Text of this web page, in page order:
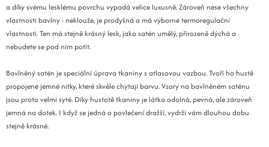
a díky svému lesklému povrchu vypadá velice luxusně. Zároveň nese všechny
vlastnosti bavlny - neklouže, je prodyšná a má výborné termoregulační
vlastnosti. Ten má stejně krásný lesk, jako satén umělý, přirozeně dýchá a
nebudete se pod ním potit.
Bavlněný satén je speciální úprava tkaniny s atlasovou vazbou. Tvoří ho hustě
propojené jemné nitky, které skvěle chytají barvu. Vzory na bavlněném saténu
jsou proto velmi syté. Díky hustotě tkaniny je látka odolná, pevná, ale zároveň
jemná na dotek. I když se jedná o povlečení dražší, vydrží vám dlouhou dobu
stejně krásné.